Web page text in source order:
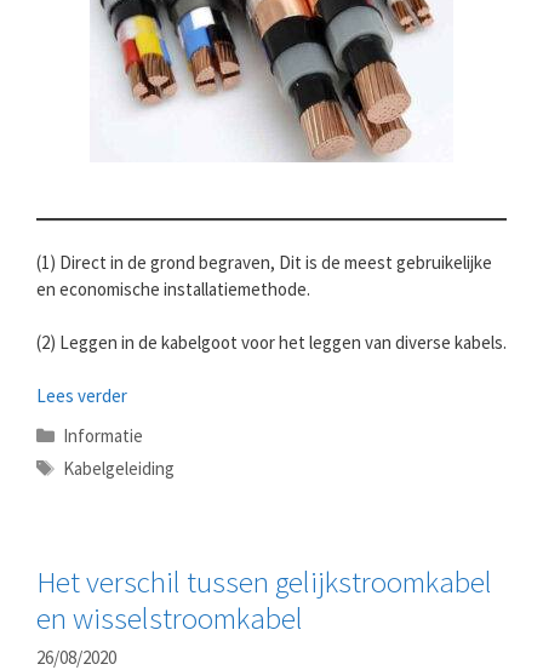
(1) Direct in de grond begraven, Dit is de meest gebruikelijke
en economische installatiemethode.
(2) Leggen in de kabelgoot voor het leggen van diverse kabels.
Lees verder
Categorieën
Informatie
Tags
Kabelgeleiding
Het verschil tussen gelijkstroomkabel
en wisselstroomkabel
26/08/2020